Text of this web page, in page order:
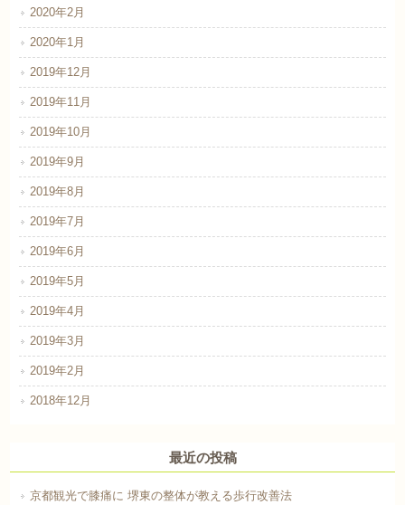
2020年2月
2020年1月
2019年12月
2019年11月
2019年10月
2019年9月
2019年8月
2019年7月
2019年6月
2019年5月
2019年4月
2019年3月
2019年2月
2018年12月
最近の投稿
京都観光で膝痛に 堺東の整体が教える歩行改善法